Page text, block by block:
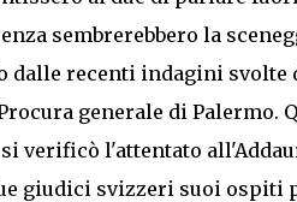
sembrerebbero la
dalle recenti indagini svolte
generale di
verificò l'attentato
giudici svizzeri suoi ospiti